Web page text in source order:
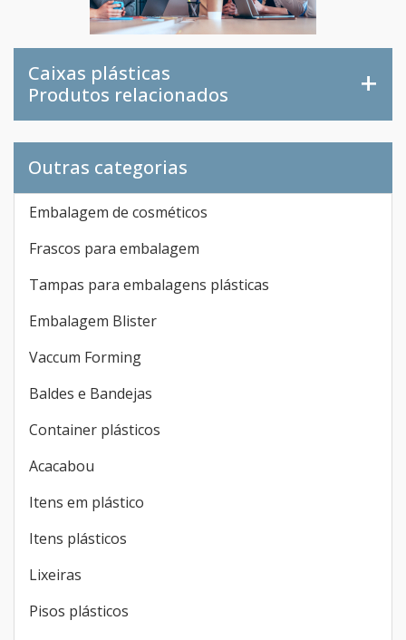
Caixas plásticas
Produtos relacionados
Outras categorias
Embalagem de cosméticos
Frascos para embalagem
Tampas para embalagens plásticas
Embalagem Blister
Vaccum Forming
Baldes e Bandejas
Container plásticos
Acacabou
Itens em plástico
Itens plásticos
Lixeiras
Pisos plásticos